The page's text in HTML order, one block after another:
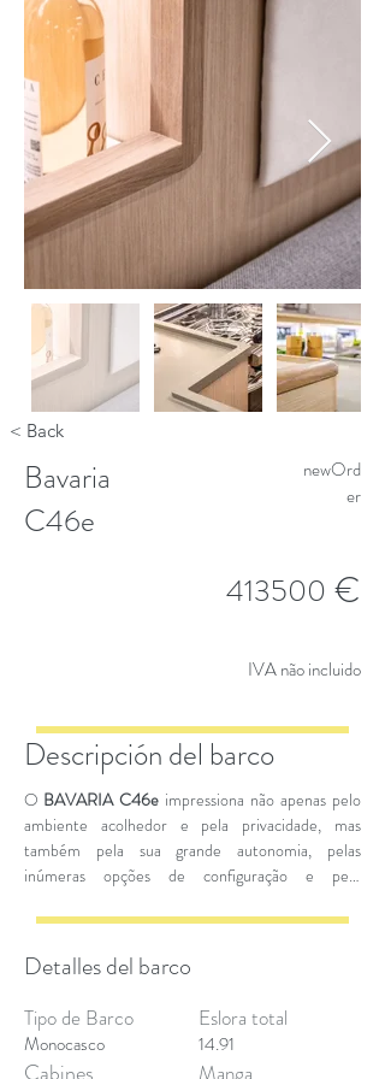
< Back
Bavaria
C46e
newOrd
er
413500 €
IVA não incluido
Descripción del barco
O BAVARIA C46e impressiona não apenas pelo
ambiente acolhedor e pela privacidade, mas
também pela sua grande autonomia, pelas
inúmeras opções de configuração e pelo
tecnologia da propulsão elétrica ou híbrida são
fornecidos pela EPTechnologies
Detalles del barco
Tipo de Barco
Monocasco
Eslora total
14.91
Manga